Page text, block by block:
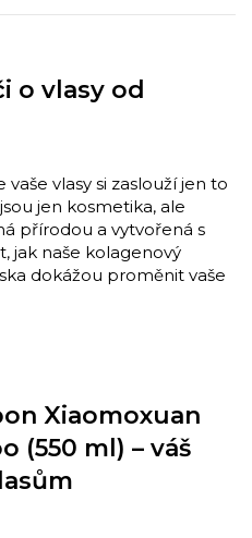
o vlasy od
vaše vlasy si zaslouží jen to
jen kosmetika, ale
přírodou a vytvořená s
jak naše kolagenový
dokážou proměnit vaše
Xiaomoxuan
(550 ml) – váš